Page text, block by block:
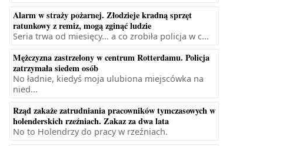
Alarm w straży pożarnej. Złodzieje kradną sprzęt
ratunkowy z remiz, mogą zginąć ludzie
Seria trwa od miesięcy... a co zrobiła policja w c...
Mężczyzna zastrzelony w centrum Rotterdamu. Policja
zatrzymała siedem osób
No ładnie, kiedyś moja ulubiona miejscówka na
nied...
Rząd zakaże zatrudniania pracowników tymczasowych w
holenderskich rzeźniach. Zakaz za dwa lata
No to Holendrzy do pracy w rzeźniach.